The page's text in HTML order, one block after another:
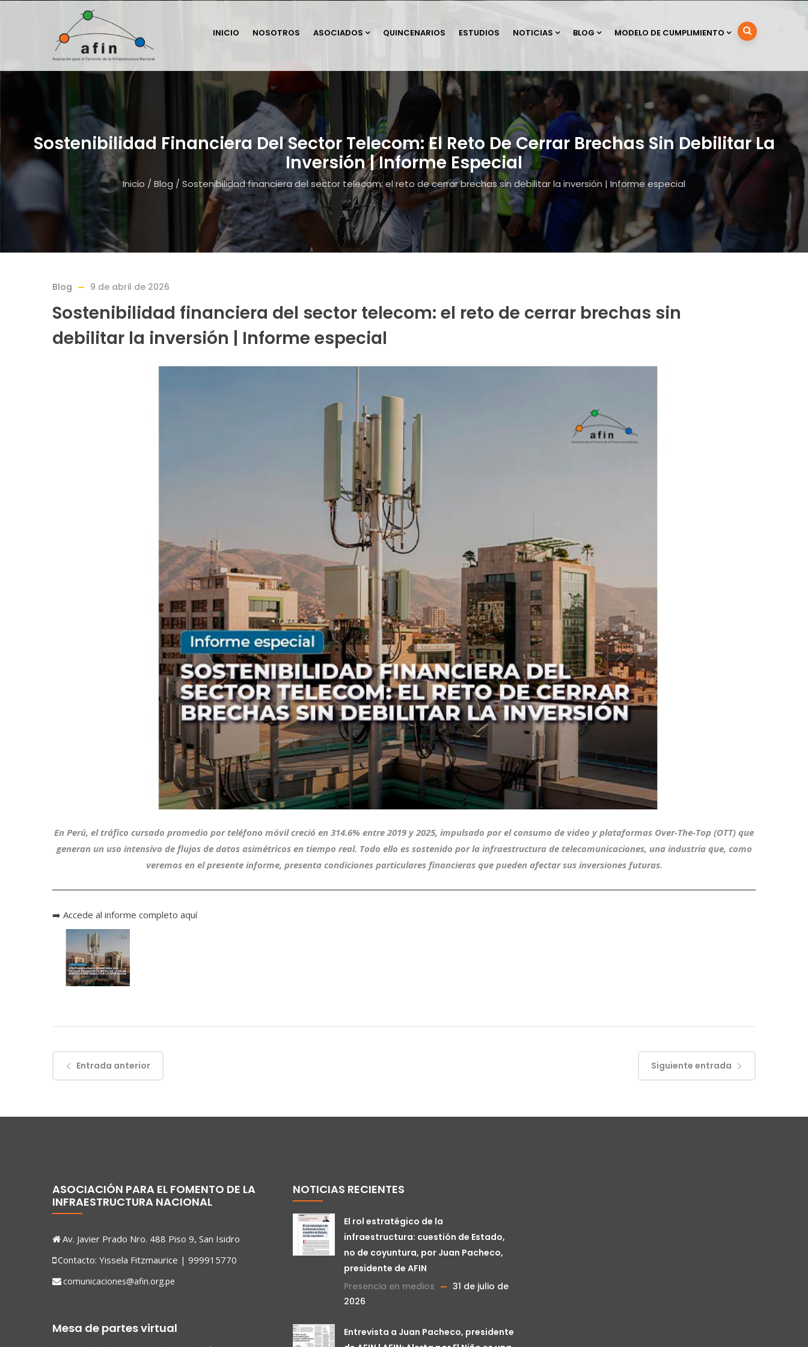
INICIO NOSOTROS ASOCIADOS QUINCENARIOS ESTUDIOS NOTICIAS BLOG MODELO DE CUMPLIMIENTO
Sostenibilidad Financiera Del Sector Telecom: El Reto De Cerrar Brechas Sin Debilitar La
Inversión | Informe Especial
Inicio / Blog / Sostenibilidad financiera del sector telecom: el reto de cerrar brechas sin debilitar la inversión | Informe especial
Blog 9 de abril de 2026
Sostenibilidad financiera del sector telecom: el reto de cerrar brechas sin
debilitar la inversión | Informe especial
En Perú, el tráfico cursado promedio por teléfono móvil creció en 314.6% entre 2019 y 2025, impulsado por el consumo de video y plataformas Over-The-Top (OTT) que
generan un uso intensivo de flujos de datos asimétricos en tiempo real. Todo ello es sostenido por la infraestructura de telecomunicaciones, una industria que, como
veremos en el presente informe, presenta condiciones particulares financieras que pueden afectar sus inversiones futuras.
➡️ Accede al informe completo aquí
Entrada anterior Siguiente entrada
ASOCIACIÓN PARA EL FOMENTO DE LA
INFRAESTRUCTURA NACIONAL
Av. Javier Prado Nro. 488 Piso 9, San Isidro
Contacto: Yissela Fitzmaurice | 999915770
comunicaciones@afin.org.pe
Mesa de partes virtual
NOTICIAS RECIENTES
El rol estratégico de la
infraestructura: cuestión de Estado,
no de coyuntura, por Juan Pacheco,
presidente de AFIN
Presencia en medios
31 de julio de
2026
Entrevista a Juan Pacheco, presidente